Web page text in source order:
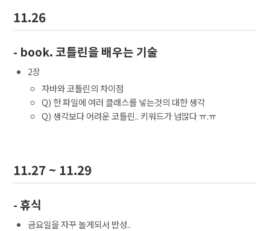
11.26
- book. 코틀린을 배우는 기술
2장
자바와 코틀린의 차이점
Q) 한 파일에 여러 클래스를 넣는것의 대한 생각
Q) 생각보다 어려운 코틀린.. 키워드가 넘많다 ㅠ.ㅠ
11.27 ~ 11.29
- 휴식
금요일을 자꾸 놀게되서 반성..